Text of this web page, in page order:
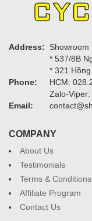
Address:
Showroom
* 537/8B
* 321
Phone:
HCM:
Zalo-
Email:
COMPANY
About Us
Testimonials
Terms & Conditions
Affiliate Program
Contact Us